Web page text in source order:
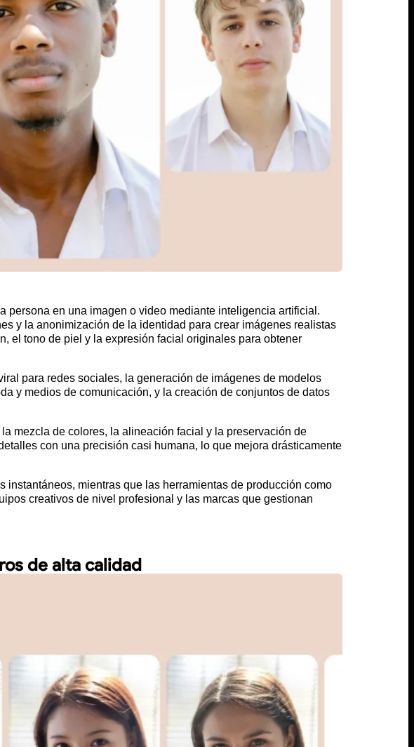
persona en una imagen o video mediante inteligencia artificial.
y la anonimización de la identidad para crear imágenes realistas
el tono de piel y la expresión facial originales para obtener
para redes sociales, la generación de imágenes de modelos
y medios de comunicación, y la creación de conjuntos de datos
mezcla de colores, la alineación facial y la preservación de
con una precisión casi humana, lo que mejora drásticamente
mientras que las herramientas de producción como
creativos de nivel profesional y las marcas que gestionan
de alta calidad